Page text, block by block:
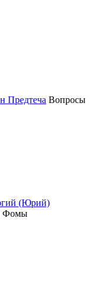
Предтеча Вопросы
(Юрий)
Фомы